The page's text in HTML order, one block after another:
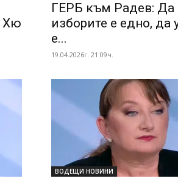
Хю
ГЕРБ към Радев: Да
изборите е едно, да
е...
19.04.2026г. 21:09ч.
ВОДЕЩИ НОВИНИ